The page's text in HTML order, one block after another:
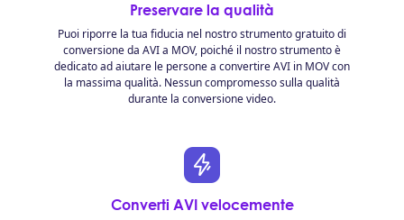
Preservare la qualità
Puoi riporre la tua fiducia nel nostro strumento gratuito di
conversione da AVI a MOV, poiché il nostro strumento è
dedicato ad aiutare le persone a convertire AVI in MOV con
la massima qualità. Nessun compromesso sulla qualità
durante la conversione video.
Converti AVI velocemente